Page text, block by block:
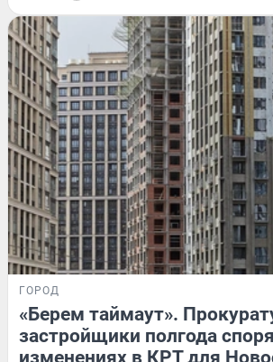
ГОРОД
«Берем таймаут».
застройщики полгода
изменениях в КРТ для